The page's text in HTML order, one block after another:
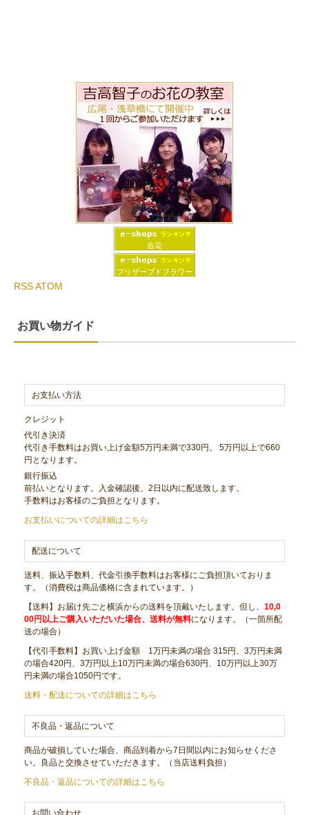
造花
プリザーブドフラワー
RSSATOM
お買い物ガイド
お支払い方法
クレジット
代引き決済
代引き手数料はお買い上げ金額5万円未満で330円。 5万円以上で660
円となります。
銀行振込
前払いとなります。入金確認後、2日以内に配送致します。
手数料はお客様のご負担となります。
お支払いについての詳細はこちら
配送について
送料、振込手数料、代金引換手数料はお客様にご負担頂いておりま
す。（消費税は商品価格に含まれています。）
【送料】お届け先ごと横浜からの送料を頂戴いたします。但し、10,0
00円以上ご購入いただいた場合、送料が無料になります。（一箇所配
送の場合）
【代引手数料】お買い上げ金額 1万円未満の場合 315円、3万円未満
の場合420円、3万円以上10万円未満の場合630円、10万円以上30万
円未満の場合1050円です。
送料・配送についての詳細はこちら
不良品・返品について
商品が破損していた場合、商品到着から7日間以内にお知らせくださ
い。良品と交換させていただきます。（当店送料負担）
不良品・返品についての詳細はこちら
お問い合わせ